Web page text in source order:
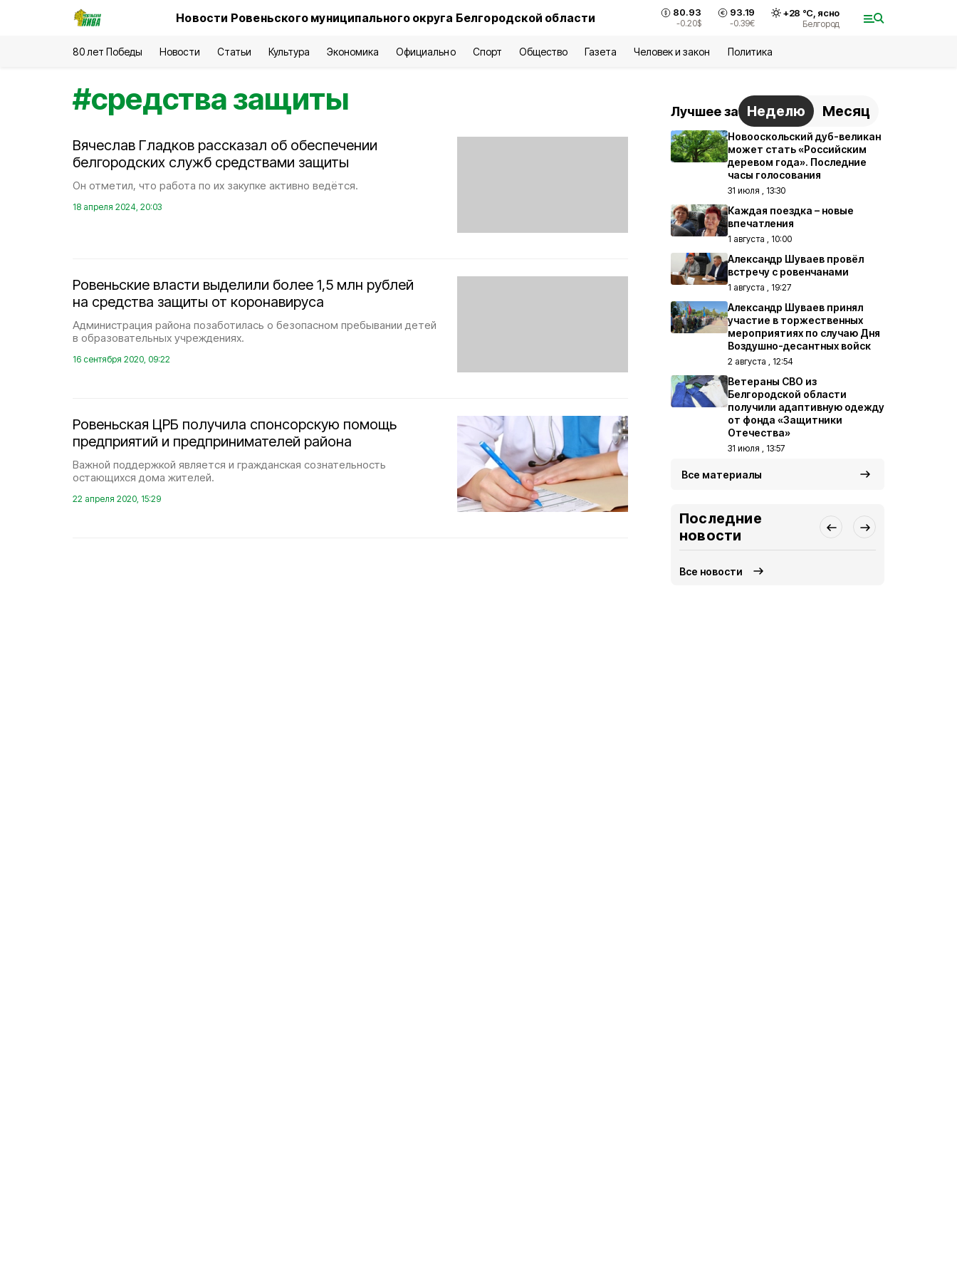
Новости Ровеньского муниципального округа Белгородской области 80.93
-0.20$
93.19
-0.39€
+28 °С, ясно
Белгород
80 лет Победы Новости Статьи Культура Экономика Официально Спорт Общество Газета Человек и закон Политика
#средства защиты
Вячеслав Гладков рассказал об обеспечении
белгородских служб средствами защиты
Он отметил, что работа по их закупке активно ведётся.
18 апреля 2024, 20:03
Ровеньские власти выделили более 1,5 млн рублей
на средства защиты от коронавируса
Администрация района позаботилась о безопасном пребывании детей
в образовательных учреждениях.
16 сентября 2020, 09:22
Ровеньская ЦРБ получила спонсорскую помощь
предприятий и предпринимателей района
Важной поддержкой является и гражданская сознательность
остающихся дома жителей.
22 апреля 2020, 15:29
Лучшее за Неделю Месяц
Новооскольский дуб-великан
может стать «Российским
деревом года». Последние
часы голосования
31 июля , 13:30
Каждая поездка – новые
впечатления
1 августа , 10:00
Александр Шуваев провёл
встречу с ровенчанами
1 августа , 19:27
Александр Шуваев принял
участие в торжественных
мероприятиях по случаю Дня
Воздушно-десантных войск
2 августа , 12:54
Ветераны СВО из
Белгородской области
получили адаптивную одежду
от фонда «Защитники
Отечества»
31 июля , 13:57
Все материалы
Последние
новости
Все новости